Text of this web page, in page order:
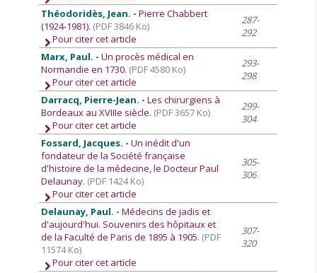
Théodoridès, Jean. -Pierre Chabbert
(1924-1981). (PDF 3846 Ko)
Pour citer cet article
287-
292
Marx, Paul. -Un procès médical en
Normandie en 1730. (PDF 4580 Ko)
Pour citer cet article
293-
298
Darracq, Pierre-Jean. -Les chirurgiens à
Bordeaux au XVIIIe siècle. (PDF 3657 Ko)
Pour citer cet article
299-
304
Fossard, Jacques. -Un inédit d'un
fondateur de la Société française
d'histoire de la médecine, le Docteur Paul
Delaunay. (PDF 1424 Ko)
Pour citer cet article
305-
306
Delaunay, Paul. -Médecins de jadis et
d'aujourd'hui. Souvenirs des hôpitaux et
de la Faculté de Paris de 1895 à 1905. (PDF
11574 Ko)
Pour citer cet article
307-
320